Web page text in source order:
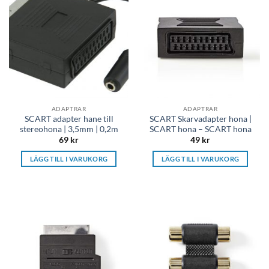
ADAPTRAR
SCART adapter hane till
stereohona | 3,5mm | 0,2m
69 kr
LÄGG TILL I VARUKORG
ADAPTRAR
SCART Skarvadapter hona |
SCART hona – SCART hona
49 kr
LÄGG TILL I VARUKORG